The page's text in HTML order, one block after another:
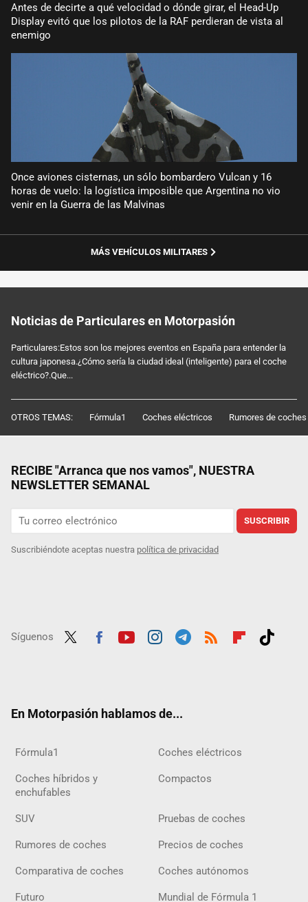
Antes de decirte a qué velocidad o dónde girar, el Head-Up
Display evitó que los pilotos de la RAF perdieran de vista al
enemigo
Once aviones cisternas, un sólo bombardero Vulcan y 16
horas de vuelo: la logística imposible que Argentina no vio
venir en la Guerra de las Malvinas
MÁS VEHÍCULOS MILITARES
Noticias de Particulares en Motorpasión
Particulares:Estos son los mejores eventos en España para entender la
cultura japonesa.¿Cómo sería la ciudad ideal (inteligente) para el coche
eléctrico?.Que...
OTROS TEMAS: Fórmula1 Coches eléctricos Rumores de coches
RECIBE "Arranca que nos vamos", NUESTRA
NEWSLETTER SEMANAL
SUSCRIBIR
Suscribiéndote aceptas nuestra política de privacidad
Síguenos
En Motorpasión hablamos de...
Fórmula1 Coches eléctricos
Coches híbridos y
enchufables
Compactos
SUV Pruebas de coches
Rumores de coches Precios de coches
Comparativa de coches Coches autónomos
Futuro Mundial de Fórmula 1